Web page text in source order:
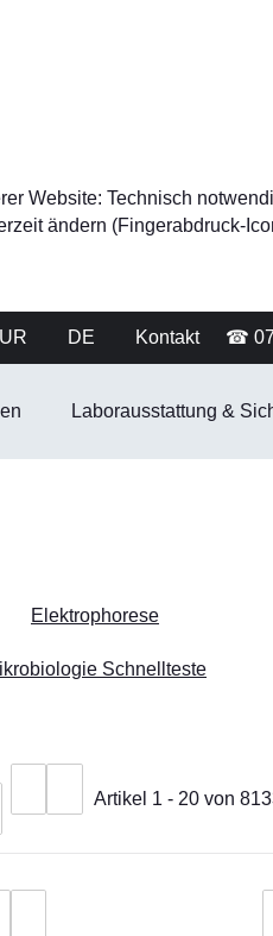
Website: Technisch
ändern (Fingerabdruck-
DE Kontakt ☎
Laborausstattung &
Elektrophorese
Schnellteste
Artikel 1 - 20 von